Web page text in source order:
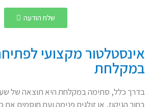
שלח הודעה
אינסטלטור מקצועי
במקלחת
בדרך כלל, סתימה במקלחת היא תוצאה של
בחור הניקוז, או זולגים פנימה ועת חוסמים